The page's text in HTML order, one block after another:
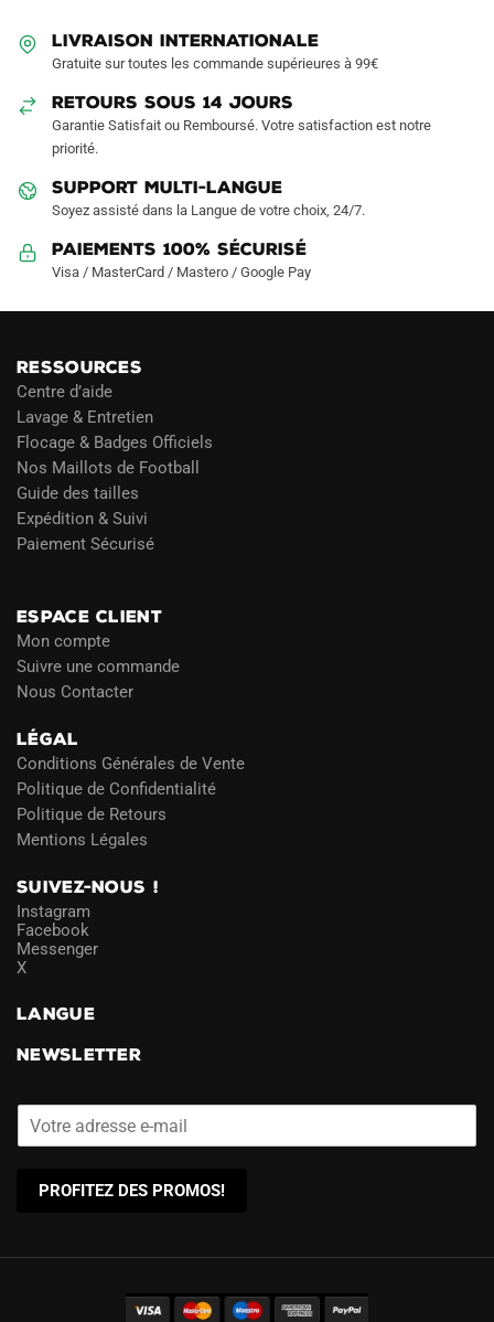
choisies
la
page
produit
page
LIVRAISON INTERNATIONALE
Gratuite sur toutes les commande supérieures à 99€
RETOURS SOUS 14 JOURS
Garantie Satisfait ou Remboursé. Votre satisfaction est notre
priorité.
SUPPORT MULTI-LANGUE
Soyez assisté dans la Langue de votre choix, 24/7.
Paiements 100% Sécurisé
Visa / MasterCard / Mastero / Google Pay
RESSOURCES
Centre d’aide
Lavage & Entretien
Flocage & Badges Officiels
Nos Maillots de Football
Guide des tailles
Expédition & Suivi
Paiement Sécurisé
ESPACE CLIENT
Mon compte
Suivre une commande
Nous Contacter
LÉGAL
Conditions Générales de Vente
Politique de Confidentialité
Politique de Retours
Mentions Légales
SUIVEZ-NOUS !
Instagram
Facebook
Messenger
X
LANGUE
NEWSLETTER
PROFITEZ DES PROMOS!